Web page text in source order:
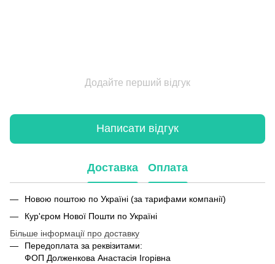
Додайте перший відгук
Написати відгук
Доставка Оплата
Новою поштою по Україні (за тарифами компанії)
Кур'єром Нової Пошти по Україні
Більше інформації про доставку
Передоплата за реквізитами:
ФОП Долженкова Анастасія Ігорівна